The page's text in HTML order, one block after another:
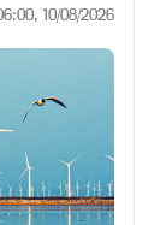
10/08/2026